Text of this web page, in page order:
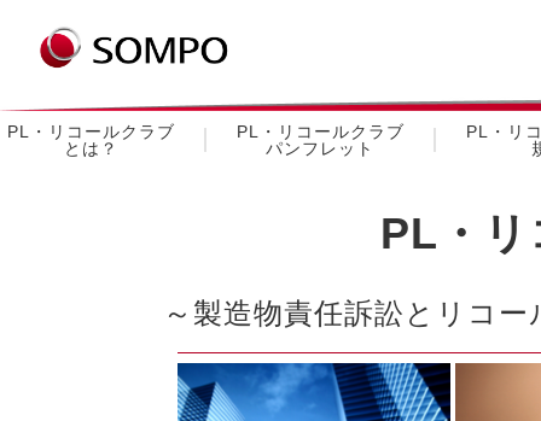
PL・リコールクラブ
とは？
PL・リコールクラブ
パンフレット
PL・リ
PL・
～製造物責任訴訟とリコ